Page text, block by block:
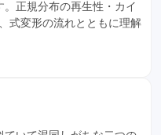
正規分布の再生性・カイ
式変形の流れとともに理解